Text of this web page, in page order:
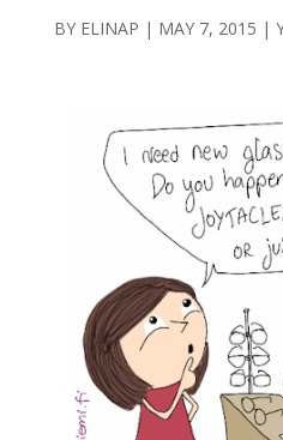
BY ELINAP | MAY 7, 2015 |